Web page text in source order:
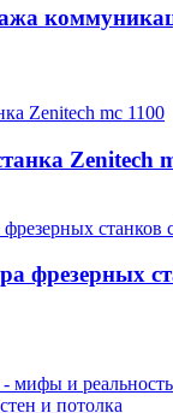
Zenitech
фрезерных
мифы и реальность
и потолка